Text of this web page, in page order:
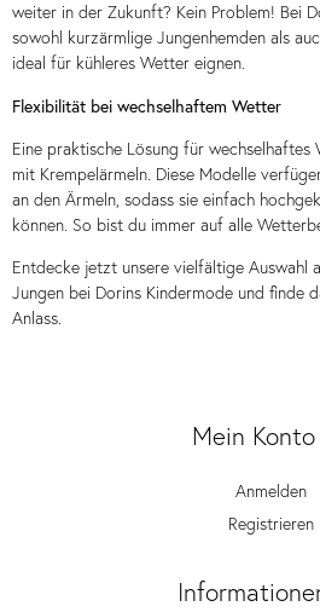
weiter in der Zukunft? Kein Problem! Bei
sowohl kurzärmlige Jungenhemden als
ideal für kühleres Wetter eignen.
Flexibilität bei wechselhaftem Wetter
Eine praktische Lösung für wechselhaftes
mit Krempelärmeln. Diese Modelle
an den Ärmeln, sodass sie einfach
können. So bist du immer auf alle
Entdecke jetzt unsere vielfältige Auswahl
Jungen bei Dorins Kindermode und finde
Anlass.
Mein Konto
Anmelden
Registrieren